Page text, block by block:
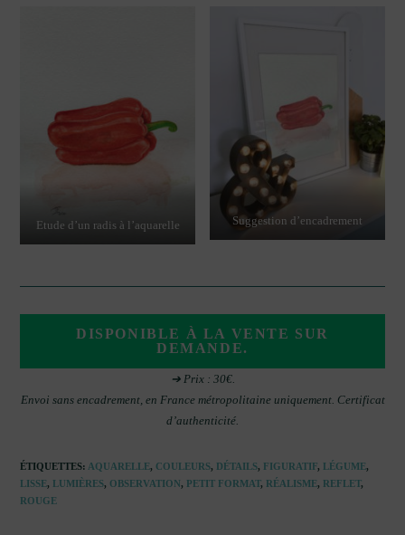
Etude d’un radis à l’aquarelle Suggestion d’encadrement
DISPONIBLE À LA VENTE SUR
DEMANDE.
➔ Prix : 30€.
Envoi sans encadrement, en France métropolitaine uniquement. Certificat
d’authenticité.
ÉTIQUETTES: AQUARELLE, COULEURS, DÉTAILS, FIGURATIF, LÉGUME,
LISSE, LUMIÈRES, OBSERVATION, PETIT FORMAT, RÉALISME, REFLET,
ROUGE